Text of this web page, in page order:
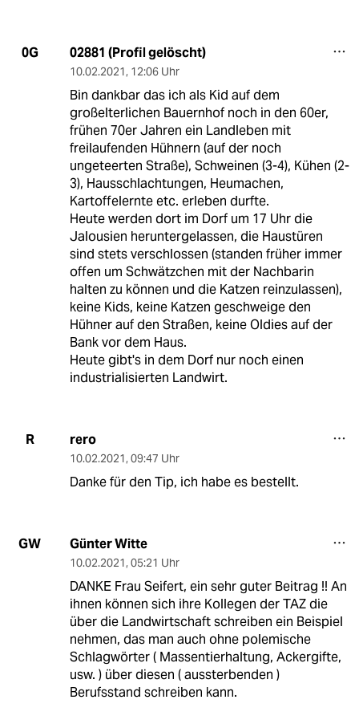
0G 02881 (Profil gelöscht)
10.02.2021, 12:06 Uhr
Bin dankbar das ich als Kid auf dem
großelterlichen Bauernhof noch in den 60er,
frühen 70er Jahren ein Landleben mit
freilaufenden Hühnern (auf der noch
ungeteerten Straße), Schweinen (3-4), Kühen (2-
3), Hausschlachtungen, Heumachen,
Kartoffelernte etc. erleben durfte.
Heute werden dort im Dorf um 17 Uhr die
Jalousien heruntergelassen, die Haustüren
sind stets verschlossen (standen früher immer
offen um Schwätzchen mit der Nachbarin
halten zu können und die Katzen reinzulassen),
keine Kids, keine Katzen geschweige den
Hühner auf den Straßen, keine Oldies auf der
Bank vor dem Haus.
Heute gibt's in dem Dorf nur noch einen
industrialisierten Landwirt.
R rero
10.02.2021, 09:47 Uhr
Danke für den Tip, ich habe es bestellt.
GW Günter Witte
10.02.2021, 05:21 Uhr
DANKE Frau Seifert, ein sehr guter Beitrag !! An
ihnen können sich ihre Kollegen der TAZ die
über die Landwirtschaft schreiben ein Beispiel
nehmen, das man auch ohne polemische
Schlagwörter ( Massentierhaltung, Ackergifte,
usw. ) über diesen ( aussterbenden )
Berufsstand schreiben kann.